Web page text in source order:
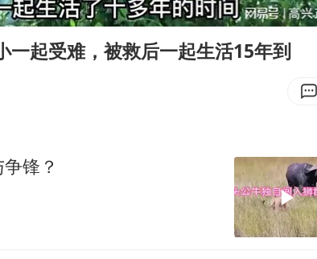
生4.9级地震
船舶实施交通管制
和
09:26
一起受难，被救后一起生活15年到
锋？